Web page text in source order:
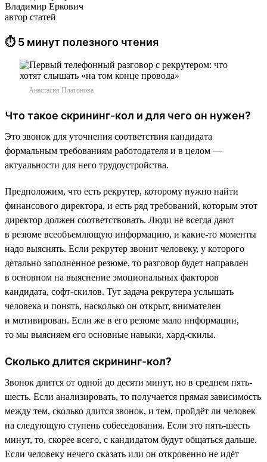
Владимир Еркович
автор статей
⏱ 5 минут полезного чтения
Анастасия Платонова
Что такое скрининг-кол и для чего он нужен?
Это звонок для уточнения соответствия кандидата
формальным требованиям работодателя и в целом —
актуальности для него трудоустройства.
Предположим, что есть рекрутер, которому нужно найти
финансового директора, и есть ряд требований, которым этот
директор должен соответствовать. Люди не всегда дают
в резюме всеобъемлющую информацию, и какие-то моменты
надо выяснять. Если рекрутер звонит человеку, у которого
детально заполненное резюме, то разговор будет направлен
в основном на выяснение эмоциональных факторов
кандидата, софт-скилов. Тут задача рекрутера услышать
человека и понять, насколько он открыт, внимателен
и мотивирован. Если же в его резюме мало информации,
то мы выясняем его основные навыки, хард-скилы.
Сколько длится скрининг-кол?
Звонок длится от одной до десяти минут, но в среднем пять-
шесть. Если анализировать, то получается прямая зависимость
между тем, сколько длится звонок, и тем, пройдёт ли человек
на следующую ступень собеседования. Если это пять-шесть
минут, то, скорее всего, с кандидатом будут общаться дальше.
Если человеку нечего сказать или он откровенно не идёт